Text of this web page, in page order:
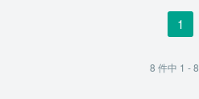
1
8 件中 1 - 8